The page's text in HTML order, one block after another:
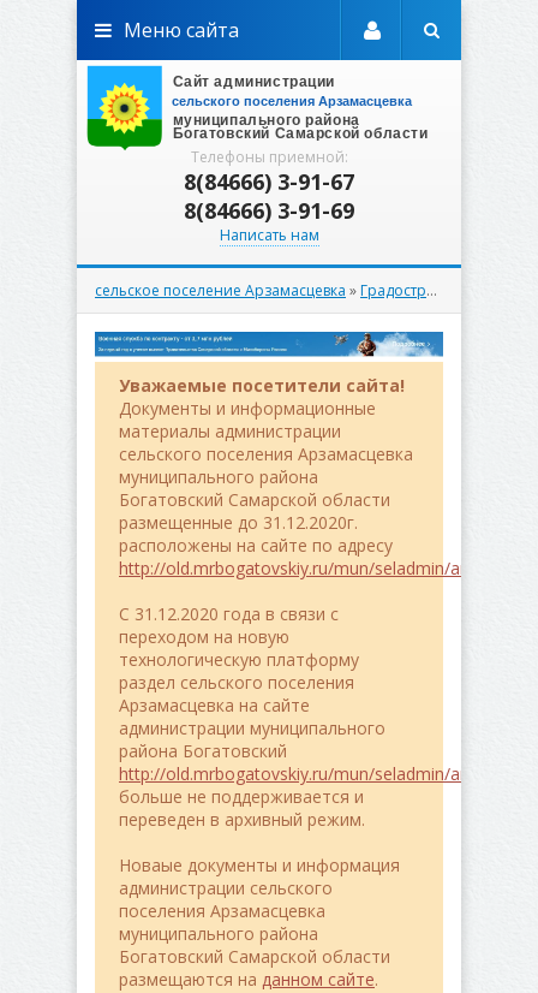
Телефоны приемной:
8(84666) 3-91-67
8(84666) 3-91-69
Написать нам
Меню сайта
сельское поселение Арзамасцевка »Градостроительство
Уважаемые посетители сайта!
Документы и информационные
материалы администрации
сельского поселения Арзамасцевка
муниципального района
Богатовский Самарской области
размещенные до 31.12.2020г.
расположены на сайте по адресу
http://old.mrbogatovskiy.ru/mun/seladmin/
C 31.12.2020 года в связи с
переходом на новую
технологическую платформу
раздел сельского поселения
Арзамасцевка на сайте
администрации муниципального
района Богатовский
http://old.mrbogatovskiy.ru/mun/seladmin/
больше не поддерживается и
переведен в архивный режим.
Новаые документы и информация
администрации сельского
поселения Арзамасцевка
муниципального района
Богатовский Самарской области
размещаются на данном сайте.